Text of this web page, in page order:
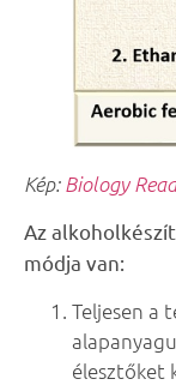
Kép:Biology
Az
módja van:
Teljesen a
élesztőket